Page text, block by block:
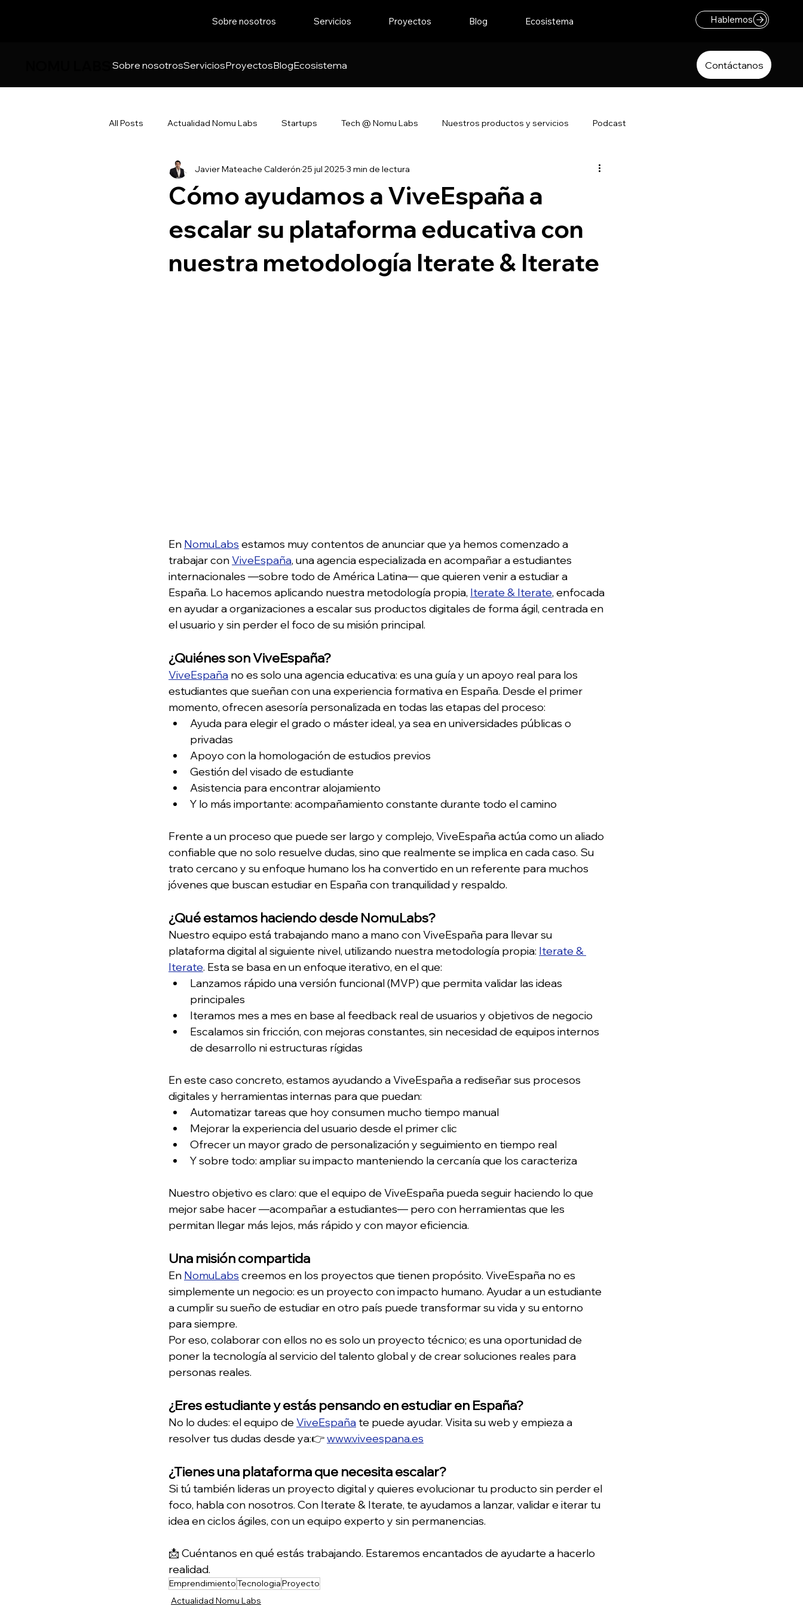
Sobre nosotrosServiciosProyectosBlogEcosistema Contáctanos
Sobre nosotros Servicios Proyectos Blog Ecosistema Hablemos
All Posts Actualidad Nomu Labs Startups Tech @ Nomu Labs Nuestros productos y servicios Podcast
Cómo ayudamos a ViveEspaña a
escalar su plataforma educativa con
nuestra metodología Iterate & Iterate
Javier Mateache Calderón 25 jul 2025 3 min de lectura
En NomuLabs estamos muy contentos de anunciar que ya hemos comenzado a
trabajar con ViveEspaña, una agencia especializada en acompañar a estudiantes
internacionales —sobre todo de América Latina— que quieren venir a estudiar a
España. Lo hacemos aplicando nuestra metodología propia, Iterate & Iterate, enfocada
en ayudar a organizaciones a escalar sus productos digitales de forma ágil, centrada en
el usuario y sin perder el foco de su misión principal.
¿Quiénes son ViveEspaña?
ViveEspaña no es solo una agencia educativa: es una guía y un apoyo real para los
estudiantes que sueñan con una experiencia formativa en España. Desde el primer
momento, ofrecen asesoría personalizada en todas las etapas del proceso:
Ayuda para elegir el grado o máster ideal, ya sea en universidades públicas o
privadas
Apoyo con la homologación de estudios previos
Gestión del visado de estudiante
Asistencia para encontrar alojamiento
Y lo más importante: acompañamiento constante durante todo el camino
Frente a un proceso que puede ser largo y complejo, ViveEspaña actúa como un aliado
confiable que no solo resuelve dudas, sino que realmente se implica en cada caso. Su
trato cercano y su enfoque humano los ha convertido en un referente para muchos
jóvenes que buscan estudiar en España con tranquilidad y respaldo.
¿Qué estamos haciendo desde NomuLabs?
Nuestro equipo está trabajando mano a mano con ViveEspaña para llevar su
plataforma digital al siguiente nivel, utilizando nuestra metodología propia: Iterate &
Iterate. Esta se basa en un enfoque iterativo, en el que:
Lanzamos rápido una versión funcional (MVP) que permita validar las ideas
principales
Iteramos mes a mes en base al feedback real de usuarios y objetivos de negocio
Escalamos sin fricción, con mejoras constantes, sin necesidad de equipos internos
de desarrollo ni estructuras rígidas
En este caso concreto, estamos ayudando a ViveEspaña a rediseñar sus procesos
digitales y herramientas internas para que puedan:
Automatizar tareas que hoy consumen mucho tiempo manual
Mejorar la experiencia del usuario desde el primer clic
Ofrecer un mayor grado de personalización y seguimiento en tiempo real
Y sobre todo: ampliar su impacto manteniendo la cercanía que los caracteriza
Nuestro objetivo es claro: que el equipo de ViveEspaña pueda seguir haciendo lo que
mejor sabe hacer —acompañar a estudiantes— pero con herramientas que les
permitan llegar más lejos, más rápido y con mayor eficiencia.
Una misión compartida
En NomuLabs creemos en los proyectos que tienen propósito. ViveEspaña no es
simplemente un negocio: es un proyecto con impacto humano. Ayudar a un estudiante
a cumplir su sueño de estudiar en otro país puede transformar su vida y su entorno
para siempre.
Por eso, colaborar con ellos no es solo un proyecto técnico; es una oportunidad de
poner la tecnología al servicio del talento global y de crear soluciones reales para
personas reales.
¿Eres estudiante y estás pensando en estudiar en España?
No lo dudes: el equipo de ViveEspaña te puede ayudar. Visita su web y empieza a
resolver tus dudas desde ya:👉 www.viveespana.es
¿Tienes una plataforma que necesita escalar?
Si tú también lideras un proyecto digital y quieres evolucionar tu producto sin perder el
foco, habla con nosotros. Con Iterate & Iterate, te ayudamos a lanzar, validar e iterar tu
idea en ciclos ágiles, con un equipo experto y sin permanencias.
📩 Cuéntanos en qué estás trabajando. Estaremos encantados de ayudarte a hacerlo
realidad.
EmprendimientoTecnologiaProyecto
Actualidad Nomu Labs